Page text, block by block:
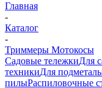
Главная
-
Каталог
-
Триммеры Мотокосы
Садовые тележкиДля
техникиДля
пилыРаспиловочные